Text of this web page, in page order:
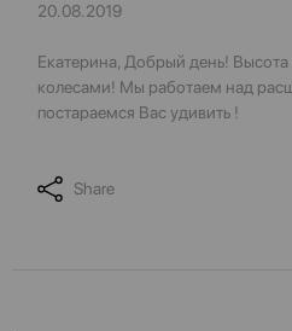
20.08.2019
Екатерина, Добрый день!
колесами! Мы работаем над
постараемся Вас удивить !
Share